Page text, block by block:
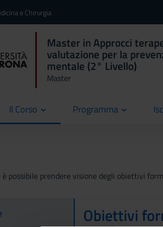
e Chirurgia
Master in Approcci
valutazione per la
mentale (2° Livello)
Master
Il Corso Programma
è possibile prendere visione degli obiettivi
Obiettivi